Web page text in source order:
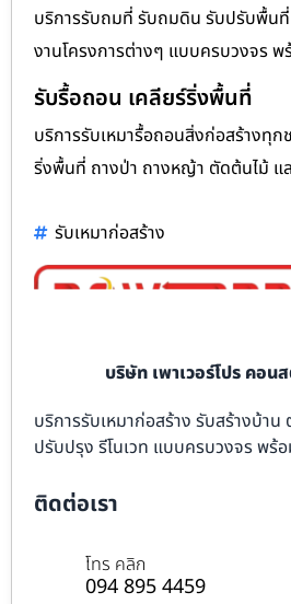
บริการรับถมที่ รับถมดิน รับปรับพื้น
งานโครงการต่างๆ แบบครบวงจร พ
รับรื้อถอน เคลียร์ริ่งพื้นที่
บริการรับเหมารื้อถอนสิ่งก่อสร้างทุ
ริ่งพื้นที่ ถางป่า ถางหญ้า ตัดต้นไม้ แ
รับเหมาก่อสร้าง
บริษัท เพาเวอร์โปร คอน
บริการรับเหมาก่อสร้าง รับสร้างบ้า
ปรับปรุง รีโนเวท แบบครบวงจร พร้อ
ติดต่อเรา
โทร คลิก
094 895 4459